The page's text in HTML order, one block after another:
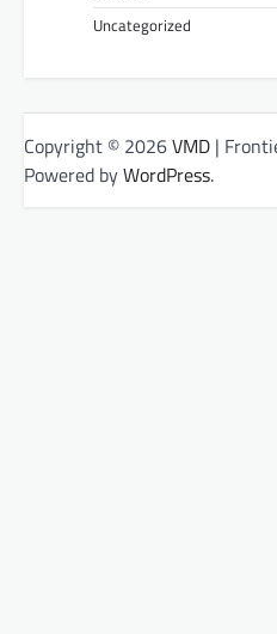
Uncategorized
Copyright © 2026VMD |
Powered byWordPress.